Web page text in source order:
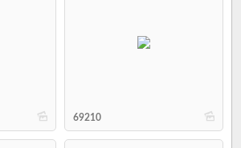
b b
69210